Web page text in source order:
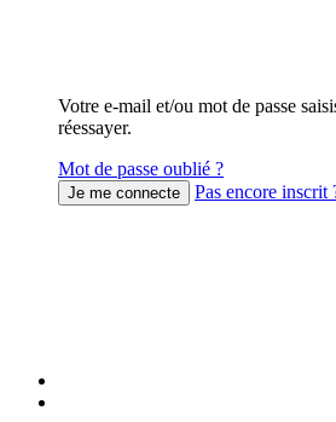
Votre e-mail et/ou mot de passe
réessayer.
Mot de passe oublié ?
Pas encore inscrit